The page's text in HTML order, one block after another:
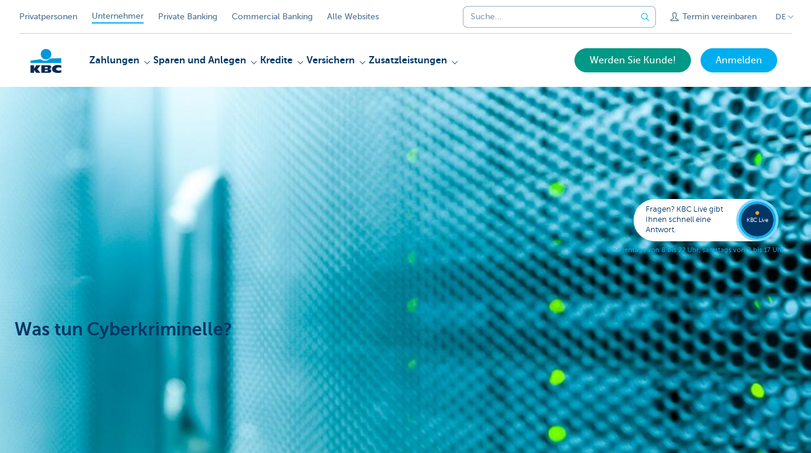
Privatpersonen Unternehmer Private Banking Commercial Banking Alle Websites Termin vereinbaren DE
Zahlungen Sparen und Anlegen Kredite Versichern Zusatzleistungen Werden Sie Kunde! Anmelden
Was tun Cyberkriminelle?
Fragen? KBC Live gibt
Ihnen schnell eine
Antwort.
Wochentags von 8 bis 22 Uhr, samstags von 9 bis 17 Uhr.
KBC Live
Bitten
Sie um